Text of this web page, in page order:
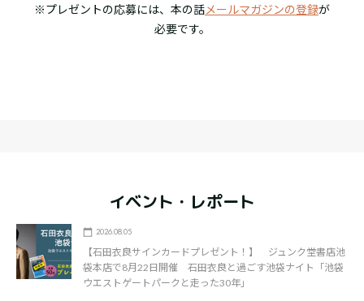
※プレゼントの応募には、本の話メールマガジンの登録が
必要です。
イベント・レポート
2026.08.05
【石田衣良サインカードプレゼント！】 ジュンク堂書店池
袋本店で8月22日開催 石田衣良と過ごす池袋ナイト「池袋
ウエストゲートパークと走った30年」